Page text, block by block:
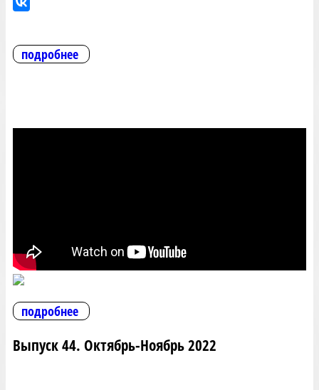
подробнее
подробнее
Выпуск 44. Октябрь-Ноябрь 2022